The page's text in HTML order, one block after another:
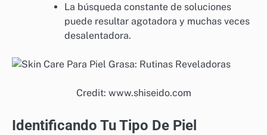
La búsqueda constante de soluciones
puede resultar agotadora y muchas veces
desalentadora.
Credit: www.shiseido.com
Identificando Tu Tipo De Piel